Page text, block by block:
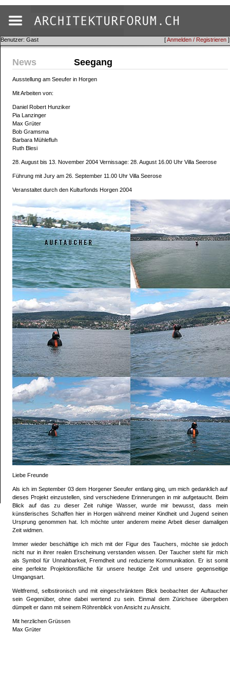
[Anmelden / Registrieren ]
Benutzer: Gast
News Seegang
Ausstellung am Seeufer in Horgen
Mit Arbeiten von:
Daniel Robert Hunziker
Pia Lanzinger
Max Grüter
Bob Gramsma
Barbara Mühlefluh
Ruth Blesi
28. August bis 13. November 2004 Vernissage: 28. August 16.00 Uhr Villa Seerose
Führung mit Jury am 26. September 11.00 Uhr Villa Seerose
Veranstaltet durch den Kulturfonds Horgen 2004
Liebe Freunde
Als ich im September 03 dem Horgener Seeufer entlang ging, um mich gedanklich auf
dieses Projekt einzustellen, sind verschiedene Erinnerungen in mir aufgetaucht. Beim
Blick auf das zu dieser Zeit ruhige Wasser, wurde mir bewusst, dass mein
künstlerisches Schaffen hier in Horgen während meiner Kindheit und Jugend seinen
Ursprung genommen hat. Ich möchte unter anderem meine Arbeit dieser damaligen
Zeit widmen.
Immer wieder beschäftige ich mich mit der Figur des Tauchers, möchte sie jedoch
nicht nur in ihrer realen Erscheinung verstanden wissen. Der Taucher steht für mich
als Symbol für Unnahbarkeit, Fremdheit und reduzierte Kommunikation. Er ist somit
eine perfekte Projektionsfläche für unsere heutige Zeit und unsere gegenseitige
Umgangsart.
Weltfremd, selbstironisch und mit eingeschränktem Blick beobachtet der Auftaucher
sein Gegenüber, ohne dabei wertend zu sein. Einmal dem Zürichsee übergeben
dümpelt er dann mit seinem Röhrenblick von Ansicht zu Ansicht.
Mit herzlichen Grüssen
Max Grüter